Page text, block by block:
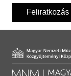
Feliratkozás